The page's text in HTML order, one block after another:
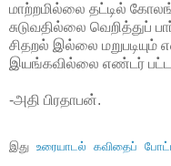
மாற்றமில்லை தட்டில்
சுடுவதில்லை வெறித்துப்
சிதறல் இல்லை
இயங்கவில்லை எண்டர்
-அதி பிரதாபன்.
இது உரையாடல் கவிதைப்